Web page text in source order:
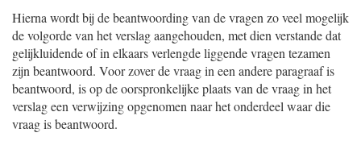
Hierna wordt bij de beantwoording van de vragen zo veel mogelijk
de volgorde van het verslag aangehouden, met dien verstande dat
gelijkluidende of in elkaars verlengde liggende vragen tezamen
zijn beantwoord. Voor zover de vraag in een andere paragraaf is
beantwoord, is op de oorspronkelijke plaats van de vraag in het
verslag een verwijzing opgenomen naar het onderdeel waar die
vraag is beantwoord.